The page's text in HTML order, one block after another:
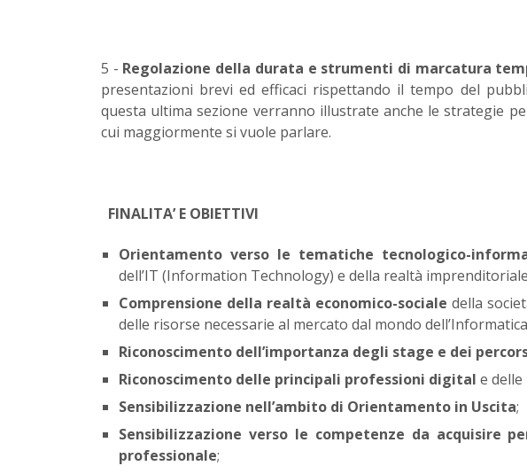
5 - Regolazione della durata e strumenti di marcatura
presentazioni brevi ed efficaci rispettando il tempo del
questa ultima sezione verranno illustrate anche le strategie
cui maggiormente si vuole parlare.
FINALITA’ E OBIETTIVI
Orientamento verso le tematiche tecnologico-
dell’IT (Information Technology) e della realtà
Comprensione della realtà economico-sociale della
delle risorse necessarie al mercato dal mondo
Riconoscimento dell’importanza degli stage e dei
Riconoscimento delle principali professioni digital e
Sensibilizzazione nell’ambito di Orientamento in Uscita;
Sensibilizzazione verso le competenze da acquisire
professionale;